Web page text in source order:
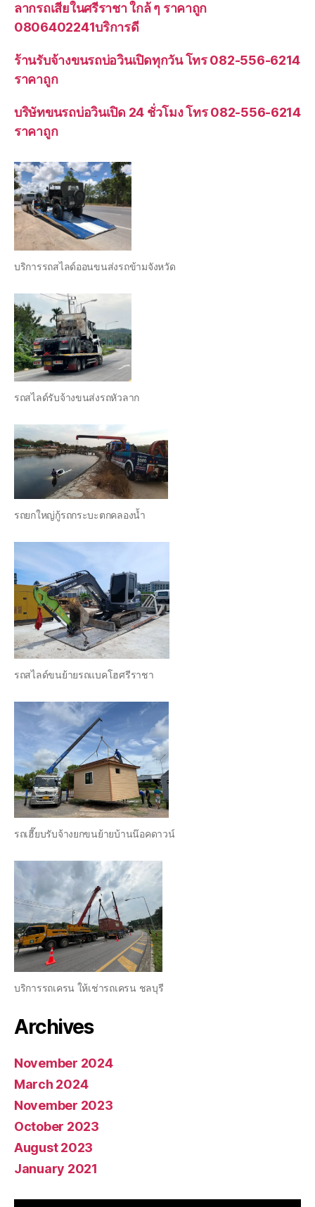
ลากรถเสียในศรีราชา ใกล้ ๆ ราคาถูก
0806402241บริการดี
ร้านรับจ้างขนรถบ่อวินเปิดทุกวัน โทร 082-556-6214
ราคาถูก
บริษัทขนรถบ่อวินเปิด 24 ชั่วโมง โทร 082-556-6214
ราคาถูก
บริการรถสไลด์ออนขนส่งรถข้ามจังหวัด
รถสไลด์รับจ้างขนส่งรถหัวลาก
รถยกใหญ่กู้รถกระบะตกคลองน้ำ
รถสไลด์ขนย้ายรถแบคโฮศรีราชา
รถเฮี๊ยบรับจ้างยกขนย้ายบ้านน๊อคดาวน์
บริการรถเครน ให้เช่ารถเครน ชลบุรี
Archives
November 2024
March 2024
November 2023
October 2023
August 2023
January 2021